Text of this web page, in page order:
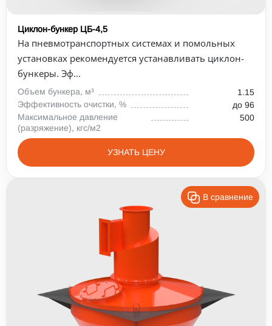
Циклон-бункер ЦБ-4,5
На пневмотранспортных системах и помольных
установках рекомендуется устанавливать циклон-
бункеры. Эф...
Объем бункера, м³
1.15
Эффективность очистки, %
до 96
Максимальное давление
(разряжение), кгс/м2
500
УЗНАТЬ ЦЕНУ
В сравнение